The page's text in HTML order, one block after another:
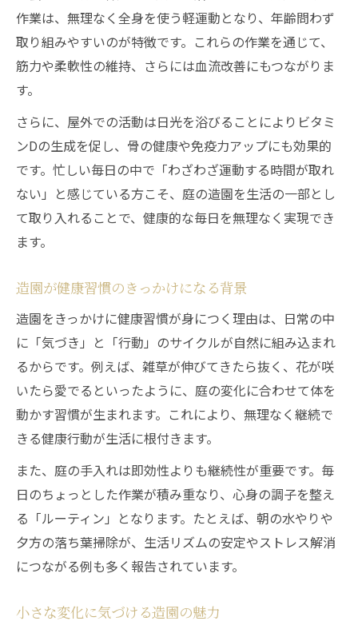
作業は、無理なく全身を使う軽運動となり、年齢問わず
取り組みやすいのが特徴です。これらの作業を通じて、
筋力や柔軟性の維持、さらには血流改善にもつながりま
す。
さらに、屋外での活動は日光を浴びることによりビタミ
ンDの生成を促し、骨の健康や免疫力アップにも効果的
です。忙しい毎日の中で「わざわざ運動する時間が取れ
ない」と感じている方こそ、庭の造園を生活の一部とし
て取り入れることで、健康的な毎日を無理なく実現でき
ます。
造園が健康習慣のきっかけになる背景
造園をきっかけに健康習慣が身につく理由は、日常の中
に「気づき」と「行動」のサイクルが自然に組み込まれ
るからです。例えば、雑草が伸びてきたら抜く、花が咲
いたら愛でるといったように、庭の変化に合わせて体を
動かす習慣が生まれます。これにより、無理なく継続で
きる健康行動が生活に根付きます。
また、庭の手入れは即効性よりも継続性が重要です。毎
日のちょっとした作業が積み重なり、心身の調子を整え
る「ルーティン」となります。たとえば、朝の水やりや
夕方の落ち葉掃除が、生活リズムの安定やストレス解消
につながる例も多く報告されています。
小さな変化に気づける造園の魅力